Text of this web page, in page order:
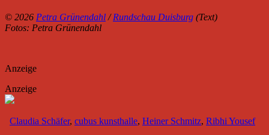
© 2026 Petra Grünendahl/Rundschau Duisburg (Text)
Fotos: Petra Grünendahl
Anzeige
Anzeige
Claudia Schäfer, cubus kunsthalle, Heiner Schmitz, Ribhi Yousef